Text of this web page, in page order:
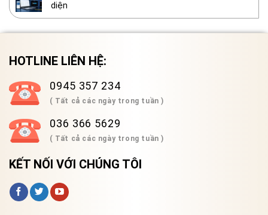
diện
HOTLINE LIÊN HỆ:
0945 357 234
( Tất cả các ngày trong tuần )
036 366 5629
( Tất cả các ngày trong tuần )
KẾT NỐI VỚI CHÚNG TÔI